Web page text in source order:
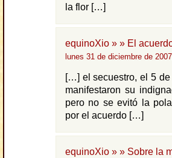
la flor […]
equinoXio » » El
lunes 31 de diciembre de
[…] el secuestro, el 5
manifestaron su
pero no se evitó la
por el acuerdo […]
equinoXio » » Sobre la